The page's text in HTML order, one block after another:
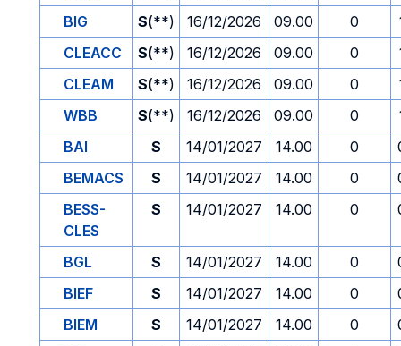
BIG
S(**) 16/12/2026 09.00 0
CLEACC
S(**) 16/12/2026 09.00 0
CLEAM
S(**) 16/12/2026 09.00 0
WBB
S(**) 16/12/2026 09.00 0
BAI
S 14/01/2027 14.00 0
BEMACS
S 14/01/2027 14.00 0
BESS-
CLES
S 14/01/2027 14.00 0
BGL S 14/01/2027 14.00 0
BIEF
S 14/01/2027 14.00 0
BIEM
S 14/01/2027 14.00 0